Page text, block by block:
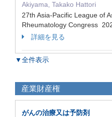
Akiyama, Takako Hattori
27th Asia-Pacific League of
Rheumatology Congress
詳細を見る
▼全件表示
産業財産権
がんの治療又は予防剤